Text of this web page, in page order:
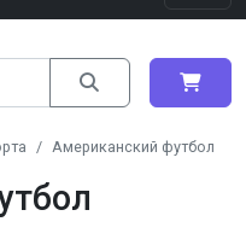
Американский футбол